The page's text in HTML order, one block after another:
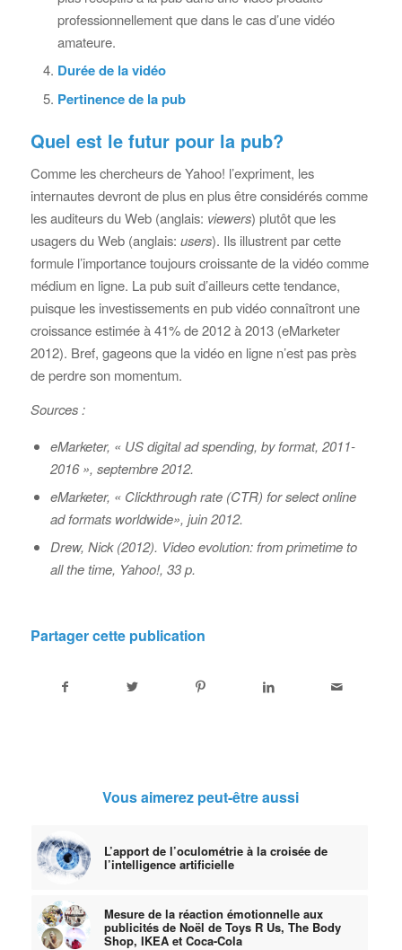
professionnellement que dans le cas d’une vidéo
amateure.
Durée de la vidéo
Pertinence de la pub
Quel est le futur pour la pub?
Comme les chercheurs de Yahoo! l’expriment, les
internautes devront de plus en plus être considérés comme
les auditeurs du Web (anglais: viewers) plutôt que les
usagers du Web (anglais: users). Ils illustrent par cette
formule l’importance toujours croissante de la vidéo comme
médium en ligne. La pub suit d’ailleurs cette tendance,
puisque les investissements en pub vidéo connaîtront une
croissance estimée à 41% de 2012 à 2013 (eMarketer
2012). Bref, gageons que la vidéo en ligne n’est pas près
de perdre son momentum.
Sources :
eMarketer, « US digital ad spending, by format, 2011-
2016 », septembre 2012.
eMarketer, « Clickthrough rate (CTR) for select online
ad formats worldwide», juin 2012.
Drew, Nick (2012). Video evolution: from primetime to
all the time, Yahoo!, 33 p.
Partager cette publication
Vous aimerez peut-être aussi
L’apport de l’oculométrie à la croisée de
l’intelligence artificielle
Mesure de la réaction émotionnelle aux
publicités de Noël de Toys R Us, The Body
Shop, IKEA et Coca-Cola